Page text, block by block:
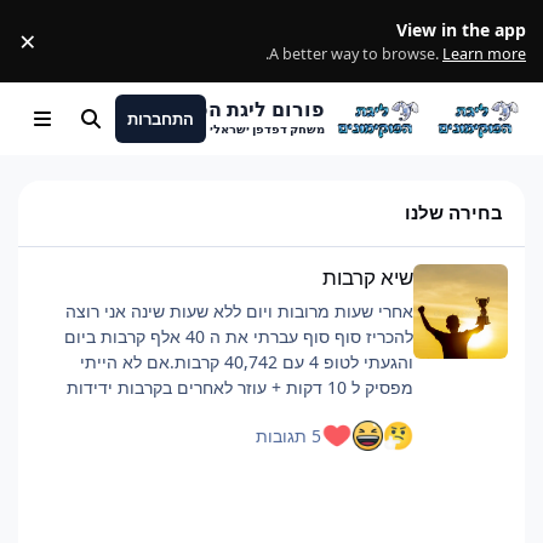
View in the app
A better way to browse. Learn more
.
×
פורום ליגת הפוקימונים
משחק דפדפן ישראלי
התחברות חיפוש Menu
בחירה שלנו
שיא קרבות
אחרי שעות מרובות ויום ללא שעות שינה אני רוצה
להכריז סוף סוף עברתי את ה 40 אלף קרבות ביום
והגעתי לטופ 4 עם 40,742 קרבות.אם לא הייתי
מפסיק ל 10 דקות + עוזר לאחרים בקרבות ידידות
שזה היה קשה וגמר לי את החיים, אבל אם אתם כבר
5 תגובות